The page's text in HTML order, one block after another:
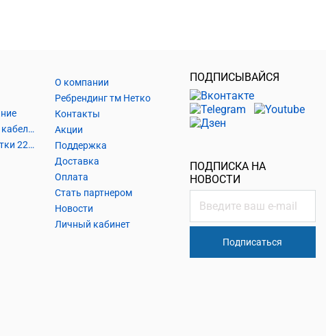
Шнуры и аксессуары, кабельные наконечники
Кабель силовой, розетки 220В, выключатели 220В, сетевые фильтры
О компании
Ребрендинг тм Нетко
Контакты
Акции
Поддержка
Доставка
Оплата
Стать партнером
Новости
Личный кабинет
ПОДПИСЫВАЙСЯ
ПОДПИСКА НА
НОВОСТИ
Подписаться